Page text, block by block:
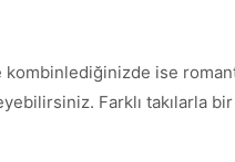
kombinlediğinizde ise
Farklı takılarla